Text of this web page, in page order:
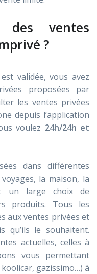
des ventes
?
validée, vous avez
proposées par
les ventes privées
depuis l’application
voulez 24h/24h et
dans différentes
la maison, la
un large choix de
produits. Tous les
aux ventes privées et
qu’ils le souhaitent.
actuelles, celles à
vous permettant
gazissimo…) à